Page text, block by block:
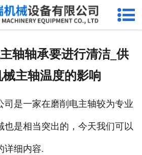
网站首页
主轴轴承要进行清洁_供
主轴温度的影响
司是一家在磨削电主轴较为专业
也是相当突出的，今天我们可以
详细内容.